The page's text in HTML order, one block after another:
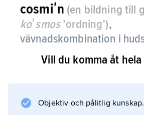
cosmiʹn (en bildning till
koʹsmos’ordning’),
vävnadskombination i
utdöda lungfiskar och
genomdragna av ett s.k.
Vill du komma åt
Objektiv och pålitlig kunskap.